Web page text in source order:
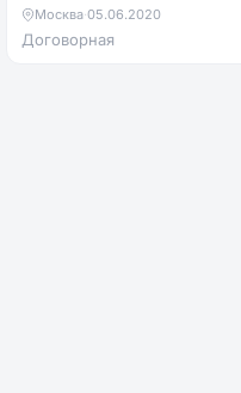
Москва·05.06.2020
Договорная